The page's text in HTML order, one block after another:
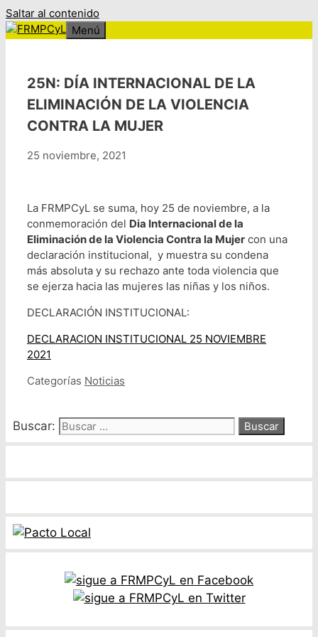
Saltar al contenido
Menú
25N: DÍA INTERNACIONAL DE LA
ELIMINACIÓN DE LA VIOLENCIA
CONTRA LA MUJER
25 noviembre, 2021
La FRMPCyL se suma, hoy 25 de noviembre, a la
conmemoración del Dia Internacional de la
Eliminación de la Violencia Contra la Mujer con una
declaración institucional, y muestra su condena
más absoluta y su rechazo ante toda violencia que
se ejerza hacia las mujeres las niñas y los niños.
DECLARACIÓN INSTITUCIONAL:
DECLARACION INSTITUCIONAL 25 NOVIEMBRE
2021
Categorías Noticias
Buscar: